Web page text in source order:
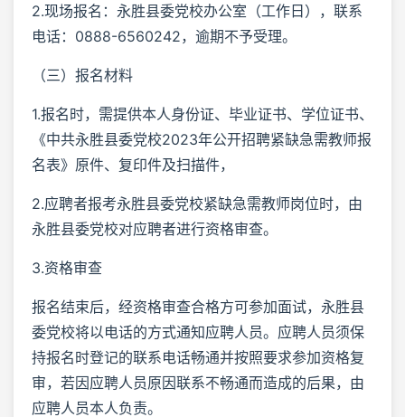
2.现场报名：永胜县委党校办公室（工作日），联系
电话：0888-6560242，逾期不予受理。
（三）报名材料
1.报名时，需提供本人身份证、毕业证书、学位证书、
《中共永胜县委党校2023年公开招聘紧缺急需教师报
名表》原件、复印件及扫描件，
2.应聘者报考永胜县委党校紧缺急需教师岗位时，由
永胜县委党校对应聘者进行资格审查。
3.资格审查
报名结束后，经资格审查合格方可参加面试，永胜县
委党校将以电话的方式通知应聘人员。应聘人员须保
持报名时登记的联系电话畅通并按照要求参加资格复
审，若因应聘人员原因联系不畅通而造成的后果，由
应聘人员本人负责。